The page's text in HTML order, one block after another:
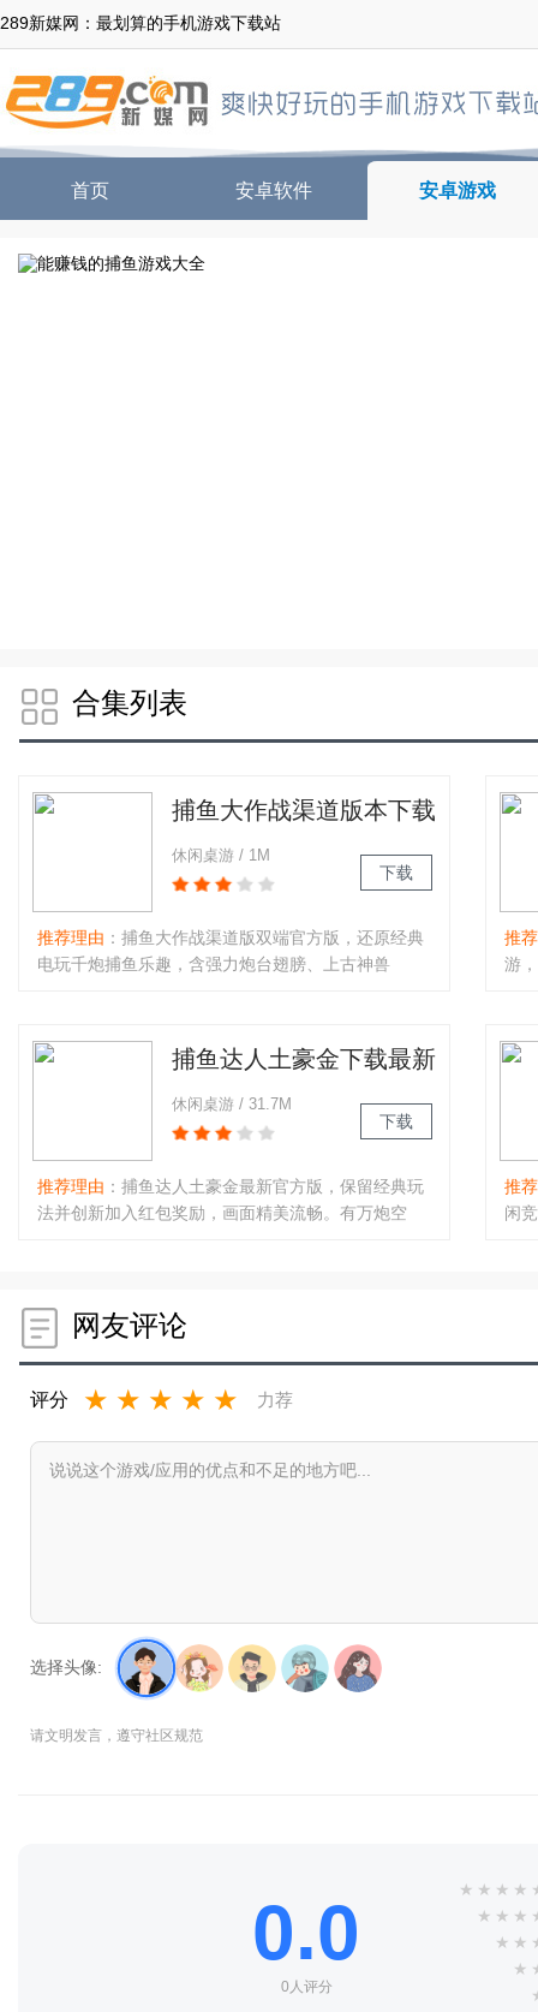
289新媒网：最划算的手机游戏下载站
首页 安卓软件 安卓游戏
合集列表
捕鱼大作战渠道版本下载
双端官方版
休闲桌游 / 1M
下载
推荐理由 ：捕鱼大作战渠道版双端官方版，还原经典
电玩千炮捕鱼乐趣，含强力炮台翅膀、上古神兽
机，有随机暴富事件、万炮锻造，还可玩斗地主麻
推
游
器
捕鱼达人土豪金下载最新
官方版
休闲桌游 / 31.7M
下载
推荐理由 ：捕鱼达人土豪金最新官方版，保留经典玩
法并创新加入红包奖励，画面精美流畅。有万炮空
度创收，是优质手游选择。..
推
闲
网友评论
评分 ★ ★ ★ ★ ★ 力荐
选择头像:
请文明发言，遵守社区规范
0.0
0人评分
★ ★ ★ ★
★ ★ ★
★ ★
★